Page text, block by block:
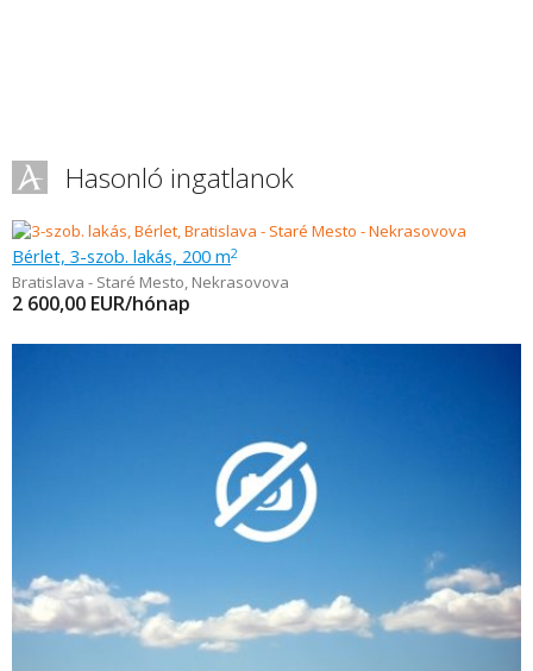
Hasonló ingatlanok
Bérlet, 3-szob. lakás, 200 m2
Bratislava - Staré Mesto, Nekrasovova
2 600,00 EUR/hónap